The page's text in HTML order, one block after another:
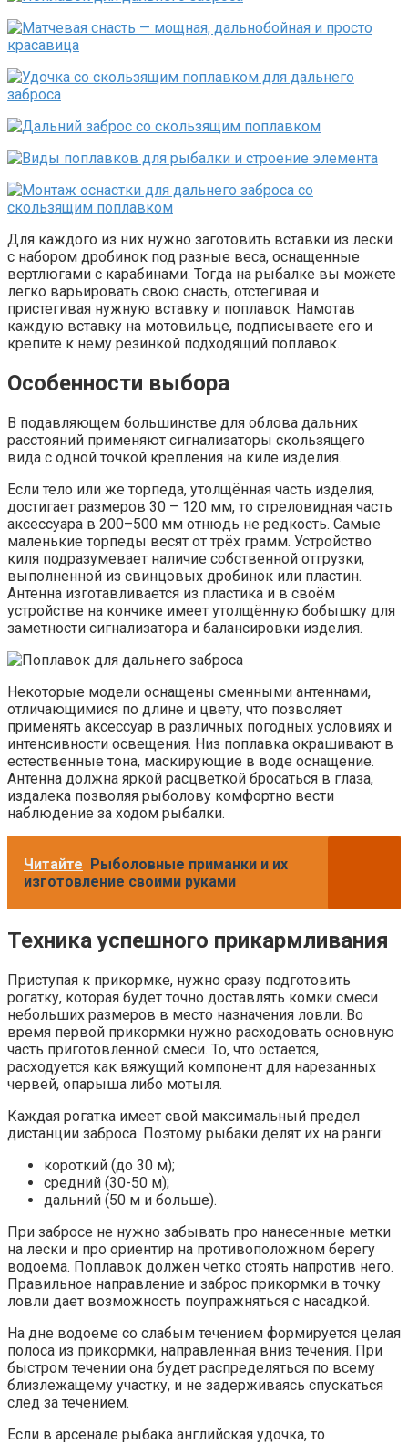
Для каждого из них нужно заготовить вставки из лески
с набором дробинок под разные веса, оснащенные
вертлюгами с карабинами. Тогда на рыбалке вы можете
легко варьировать свою снасть, отстегивая и
пристегивая нужную вставку и поплавок. Намотав
каждую вставку на мотовильце, подписываете его и
крепите к нему резинкой подходящий поплавок.
Особенности выбора
В подавляющем большинстве для облова дальних
расстояний применяют сигнализаторы скользящего
вида с одной точкой крепления на киле изделия.
Если тело или же торпеда, утолщённая часть изделия,
достигает размеров 30 – 120 мм, то стреловидная часть
аксессуара в 200–500 мм отнюдь не редкость. Самые
маленькие торпеды весят от трёх грамм. Устройство
киля подразумевает наличие собственной отгрузки,
выполненной из свинцовых дробинок или пластин.
Антенна изготавливается из пластика и в своём
устройстве на кончике имеет утолщённую бобышку для
заметности сигнализатора и балансировки изделия.
Некоторые модели оснащены сменными антеннами,
отличающимися по длине и цвету, что позволяет
применять аксессуар в различных погодных условиях и
интенсивности освещения. Низ поплавка окрашивают в
естественные тона, маскирующие в воде оснащение.
Антенна должна яркой расцветкой бросаться в глаза,
издалека позволяя рыболову комфортно вести
наблюдение за ходом рыбалки.
Читайте
Рыболовные приманки и их
изготовление своими руками
Техника успешного прикармливания
Приступая к прикормке, нужно сразу подготовить
рогатку, которая будет точно доставлять комки смеси
небольших размеров в место назначения ловли. Во
время первой прикормки нужно расходовать основную
часть приготовленной смеси. То, что остается,
расходуется как вяжущий компонент для нарезанных
червей, опарыша либо мотыля.
Каждая рогатка имеет свой максимальный предел
дистанции заброса. Поэтому рыбаки делят их на ранги:
короткий (до 30 м);
средний (30-50 м);
дальний (50 м и больше).
При забросе не нужно забывать про нанесенные метки
на лески и про ориентир на противоположном берегу
водоема. Поплавок должен четко стоять напротив него.
Правильное направление и заброс прикормки в точку
ловли дает возможность поупражняться с насадкой.
На дне водоеме со слабым течением формируется целая
полоса из прикормки, направленная вниз течения. При
быстром течении она будет распределяться по всему
близлежащему участку, и не задерживаясь спускаться
след за течением.
Если в арсенале рыбака английская удочка, то